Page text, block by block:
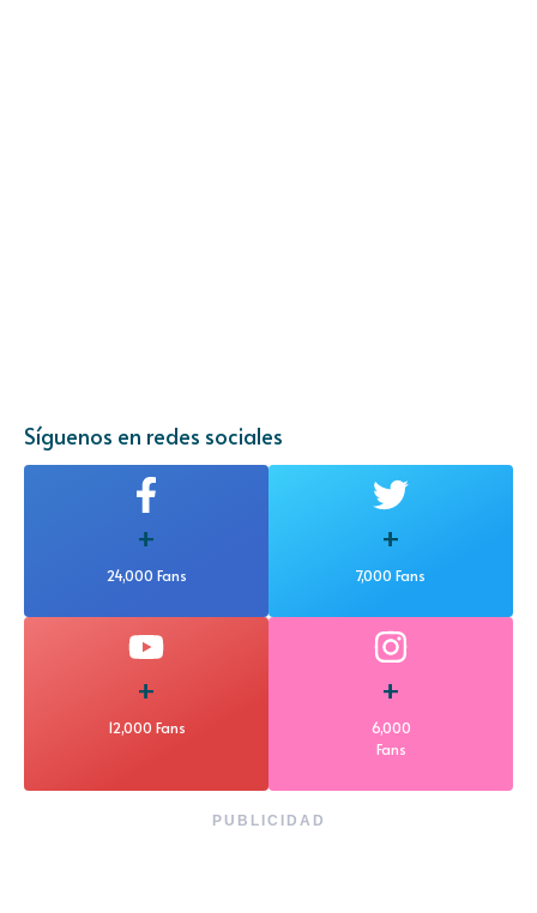
Síguenos en redes sociales
+
24,000 Fans
+
7,000 Fans
+
12,000 Fans
+
6,000
Fans
PUBLICIDAD